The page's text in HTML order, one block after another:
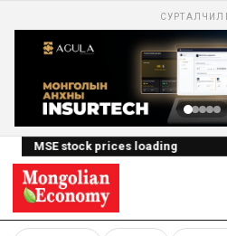
MSE stock prices loading